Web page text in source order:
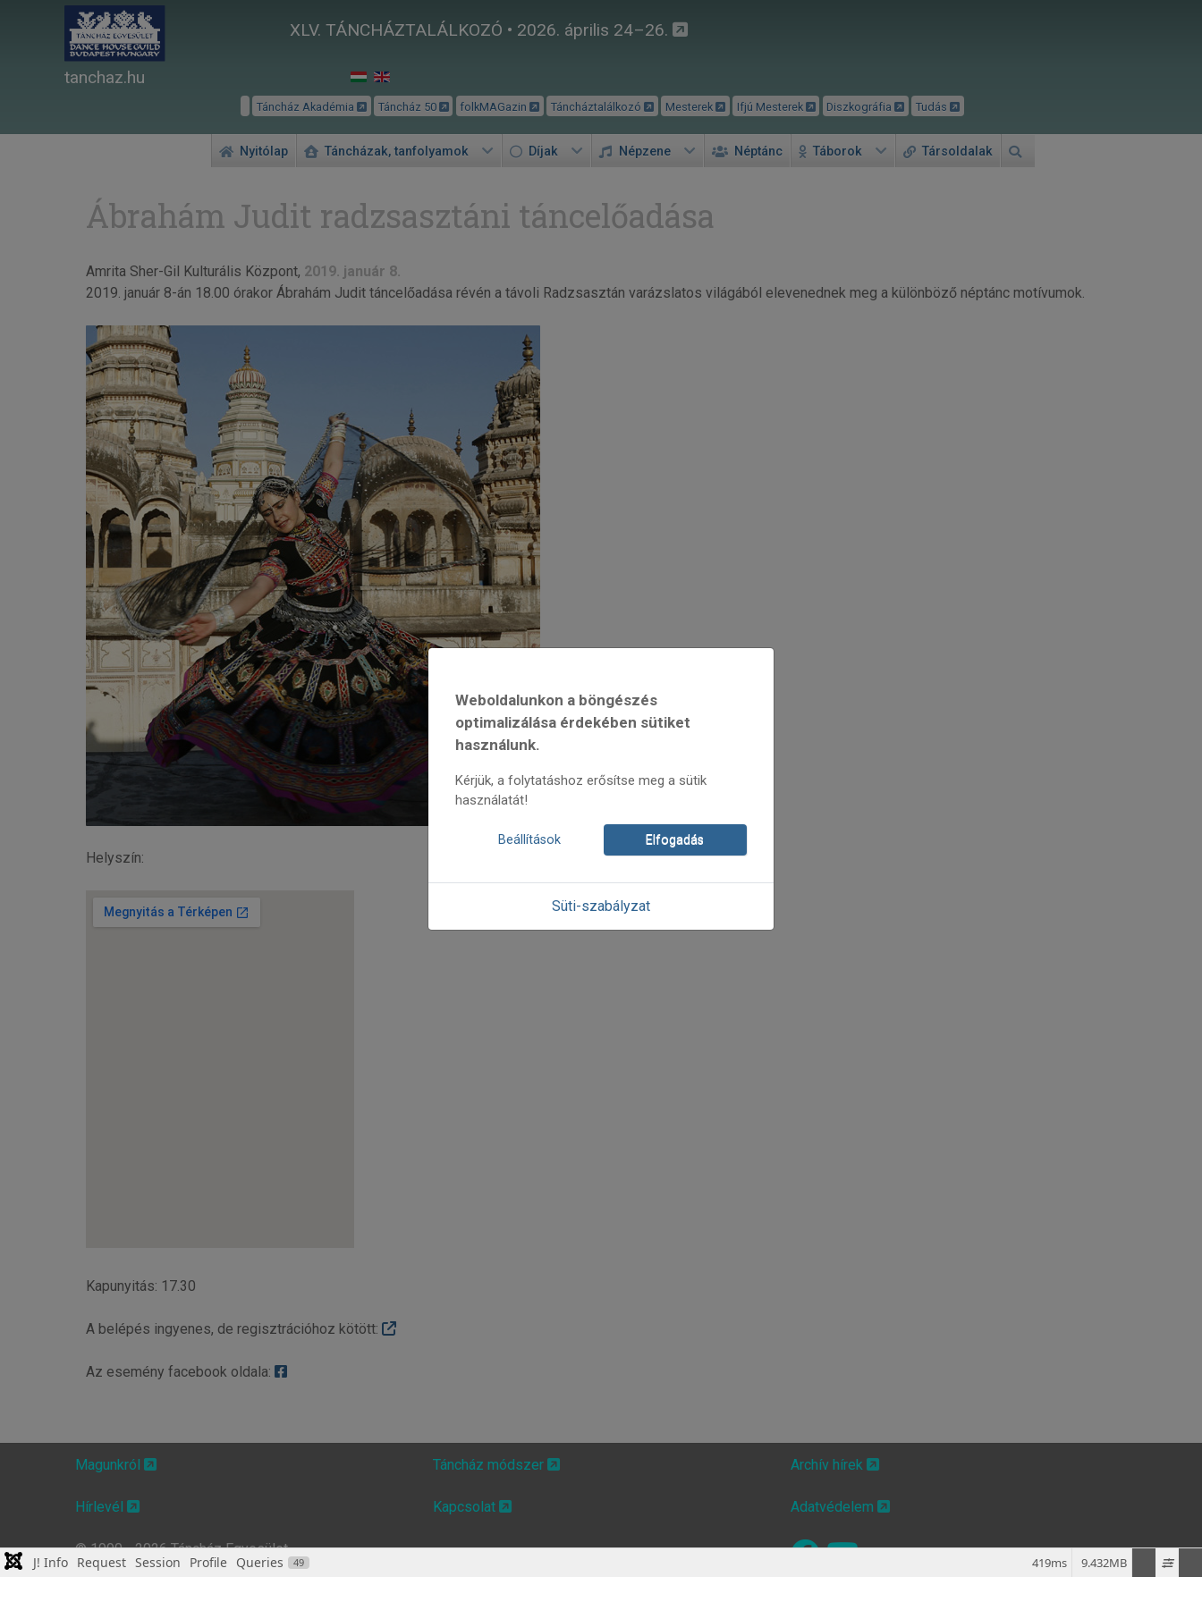
XLV. TÁNCHÁZTALÁLKOZÓ • 2026. április 24–26.
tanchaz.hu
Táncház Akadémia Táncház 50 folkMAGazin Táncháztalálkozó Mesterek Ifjú Mesterek Diszkográfia Tudás
Nyitólap Táncházak, tanfolyamok Díjak Népzene Néptánc Táborok Társoldalak
Ábrahám Judit radzsasztáni táncelőadása
Amrita Sher-Gil Kulturális Központ, 2019. január 8.
2019. január 8-án 18.00 órakor Ábrahám Judit táncelőadása révén a távoli Radzsasztán varázslatos világából elevenednek meg a különböző néptánc motívumok.
Helyszín:
Kapunyitás: 17.30
A belépés ingyenes, de regisztrációhoz kötött:
Az esemény facebook oldala:
Weboldalunkon a böngészés
optimalizálása érdekében sütiket
használunk.
Kérjük, a folytatáshoz erősítse meg a sütik
használatát!
Beállítások Elfogadás
Süti-szabályzat
Magunkról Táncház módszer Archív hírek
Hírlevél Kapcsolat Adatvédelem
© 1990 - 2026 Táncház Egyesület
J! Info Request Session Profile Queries 49 9.432MB
419ms